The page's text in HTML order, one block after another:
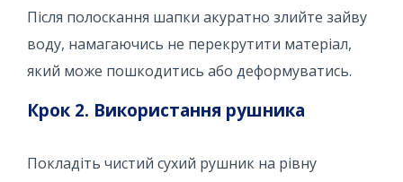
Після полоскання шапки акуратно злийте зайву
воду, намагаючись не перекрутити матеріал,
який може пошкодитись або деформуватись.
Крок 2. Використання рушника
Покладіть чистий сухий рушник на рівну